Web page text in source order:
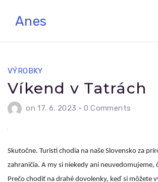
Anes
VÝROBKY
Víkend v Tatrách
on 17. 6. 2023 • 0 Comments
Skutočne. Turisti chodia na naše Slovensko za
zahraničia. A my si niekedy ani neuvedomujeme,
Prečo chodiť na drahé dovolenky, keď si môžete